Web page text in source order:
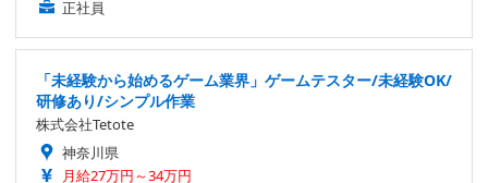
正社員
「未経験から始めるゲーム業界」ゲームテスター/未経験OK/
研修あり/シンプル作業
株式会社Tetote
神奈川県
月給27万円～34万円